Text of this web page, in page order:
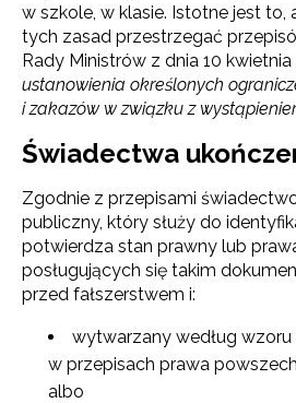
w szkole, w klasie. Istotne jest to,
tych zasad przestrzegać
Rady Ministrów z dnia 10 kwietnia
ustanowienia określonych
i zakazów w związku z
Świadectwa
Zgodnie z przepisami
publiczny, który służy do
potwierdza stan prawny lub
posługujących się takim
przed fałszerstwem i:
wytwarzany według
w przepisach prawa
albo